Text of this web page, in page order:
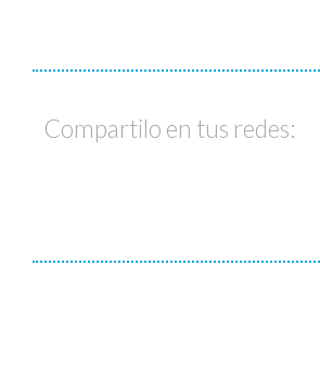
Compartilo en tus redes: